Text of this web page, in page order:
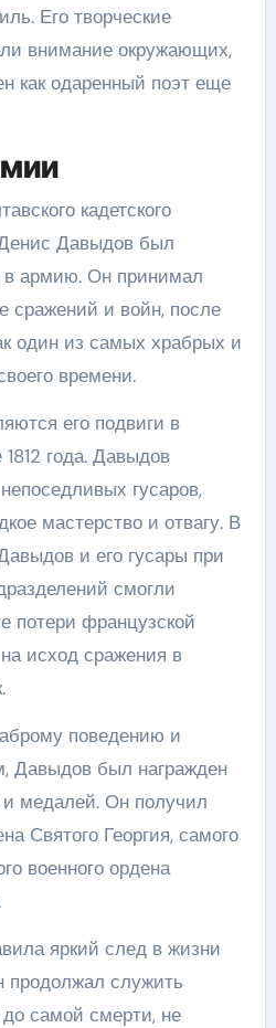
Его творческие
внимание окружающих,
как одаренный поэт еще
кадетского
Давыдов был
в армию. Он принимал
сражений и войн, после
один из самых храбрых и
времени.
его подвиги в
года. Давыдов
гусаров,
мастерство и отвагу. В
и его гусары при
смогли
потери французской
исход сражения в
поведению и
Давыдов был награжден
медалей. Он получил
Святого Георгия, самого
военного ордена
яркий след в жизни
служить
самой смерти, не